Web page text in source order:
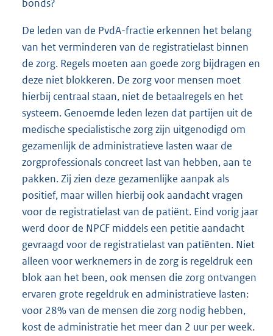
bonds?
De leden van de PvdA-fractie erkennen het belang
van het verminderen van de registratielast binnen
de zorg. Regels moeten aan goede zorg bijdragen en
deze niet blokkeren. De zorg voor mensen moet
hierbij centraal staan, niet de betaalregels en het
systeem. Genoemde leden lezen dat partijen uit de
medische specialistische zorg zijn uitgenodigd om
gezamenlijk de administratieve lasten waar de
zorgprofessionals concreet last van hebben, aan te
pakken. Zij zien deze gezamenlijke aanpak als
positief, maar willen hierbij ook aandacht vragen
voor de registratielast van de patiënt. Eind vorig jaar
werd door de NPCF middels een petitie aandacht
gevraagd voor de registratielast van patiënten. Niet
alleen voor werknemers in de zorg is regeldruk een
blok aan het been, ook mensen die zorg ontvangen
ervaren grote regeldruk en administratieve lasten:
voor 28% van de mensen die zorg nodig hebben,
kost de administratie het meer dan 2 uur per week.